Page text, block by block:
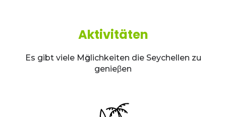
Aktivitäten
Es gibt viele Mӧglichkeiten die Seychellen zu
genieβen